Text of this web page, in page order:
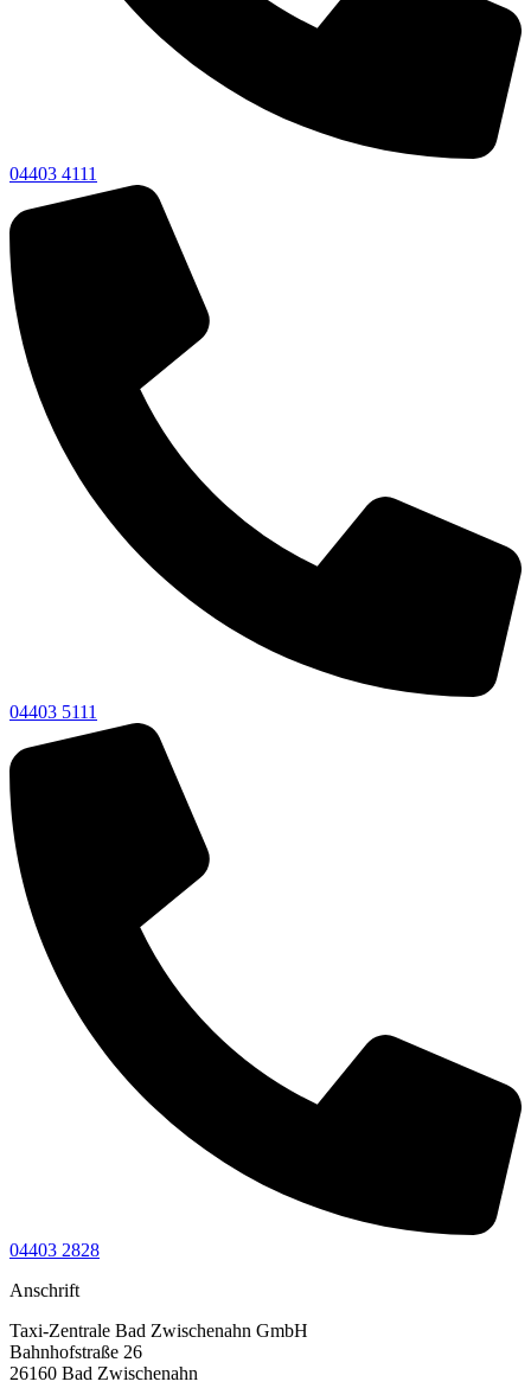
04403 4111
04403 5111
04403 2828
Anschrift
Taxi-Zentrale Bad Zwischenahn GmbH
Bahnhofstraße 26
26160 Bad Zwischenahn